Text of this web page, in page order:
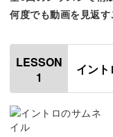
小さなビーズを一
グラデーションや
手間がかかる分、仕
何度でも動画を見返す
LESSON
1
イント